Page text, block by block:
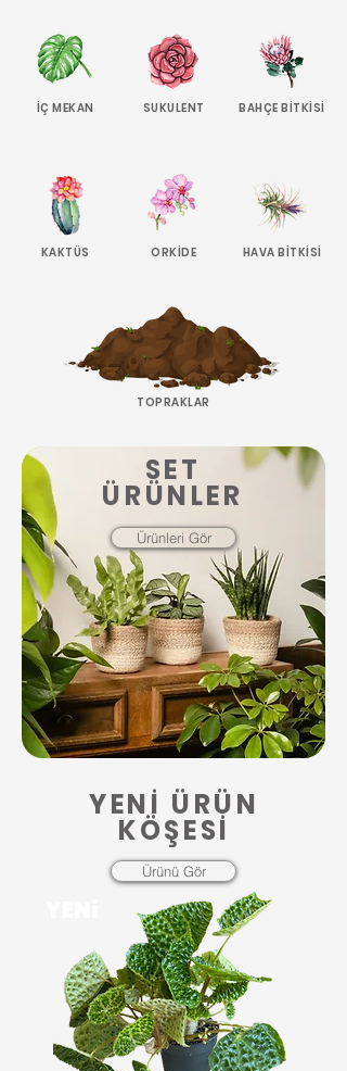
İÇ MEKAN SUKULENT BAHÇE BİTKİSİ
KAKTÜS ORKİDE HAVA BİTKİSİ
TOPRAKLAR
SET
ÜRÜNLER
Ürünleri Gör
YENİ ÜRÜN
KÖŞESİ
Ürünü Gör